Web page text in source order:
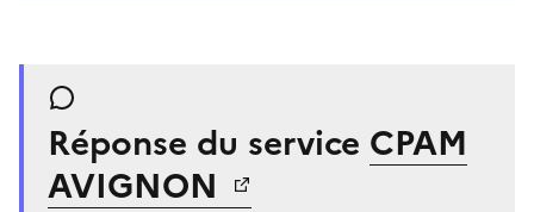
Réponse du service CPAM
AVIGNON